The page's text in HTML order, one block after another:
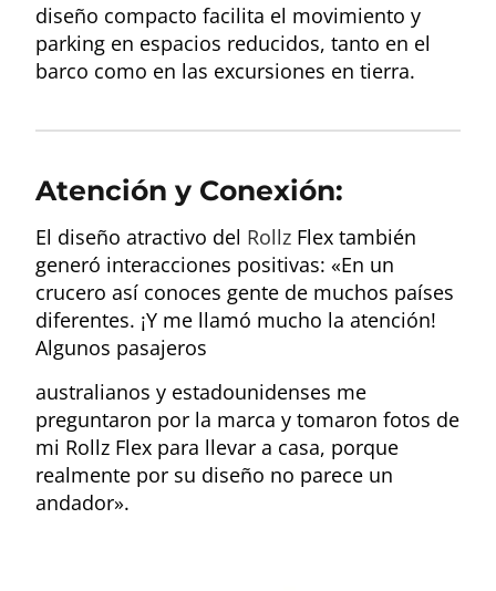
diseño compacto facilita el movimiento y
parking en espacios reducidos, tanto en el
barco como en las excursiones en tierra.
Atención y Conexión:
El diseño atractivo del Rollz Flex también
generó interacciones positivas: «En un
crucero así conoces gente de muchos países
diferentes. ¡Y me llamó mucho la atención!
Algunos pasajeros
australianos y estadounidenses me
preguntaron por la marca y tomaron fotos de
mi Rollz Flex para llevar a casa, porque
realmente por su diseño no parece un
andador».